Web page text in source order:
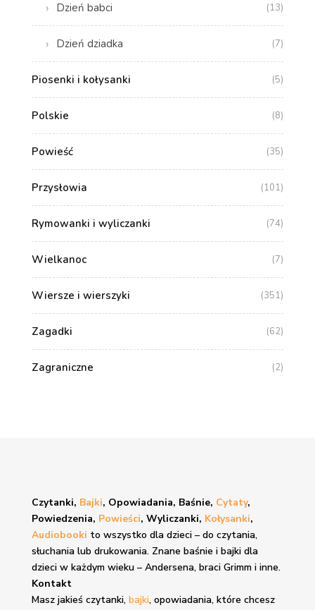
Dzień babci (13)
Dzień dziadka (7)
Piosenki i kołysanki (5)
Polskie (8)
Powieść (35)
Przysłowia (101)
Rymowanki i wyliczanki (74)
Wielkanoc (7)
Wiersze i wierszyki (351)
Zagadki (62)
Zagraniczne (2)
Czytanki, Bajki, Opowiadania, Baśnie, Cytaty,
Powiedzenia, Powieści, Wyliczanki, Kołysanki,
Audiobooki to wszystko dla dzieci – do czytania,
słuchania lub drukowania. Znane baśnie i bajkidla
dzieci w każdym wieku – Andersena, braci Grimm i inne.
Kontakt
Masz jakieś czytanki, bajki, opowiadania, które chcesz